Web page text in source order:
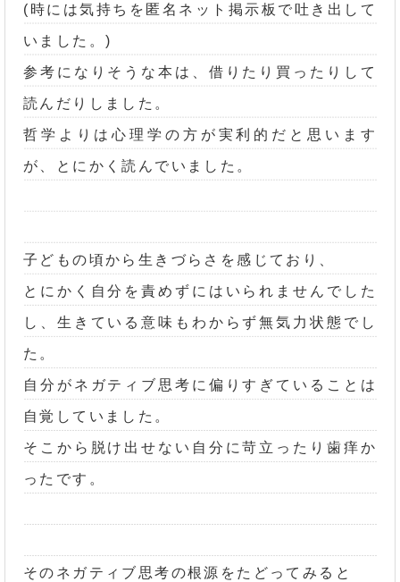
(時には気持ちを匿名ネット掲示板で吐き出して
いました。)
参考になりそうな本は、借りたり買ったりして
読んだりしました。
哲学よりは心理学の方が実利的だと思います
が、とにかく読んでいました。
子どもの頃から生きづらさを感じており、
とにかく自分を責めずにはいられませんでした
し、生きている意味もわからず無気力状態でし
た。
自分がネガティブ思考に偏りすぎていることは
自覚していました。
そこから脱け出せない自分に苛立ったり歯痒か
ったです。
そのネガティブ思考の根源をたどってみると